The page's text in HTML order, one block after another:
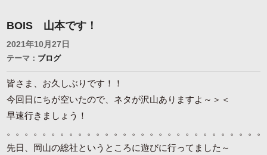
BOIS 山本です！
2021年10月27日
テーマ： ブログ
皆さま、お久しぶりです！！
今回日にちが空いたので、ネタが沢山ありますよ～＞＜
早速行きましょう！
。。。。。。。。。。。。。。。。。。。。。。。。。。。。
先日、岡山の総社というところに遊びに行ってました～